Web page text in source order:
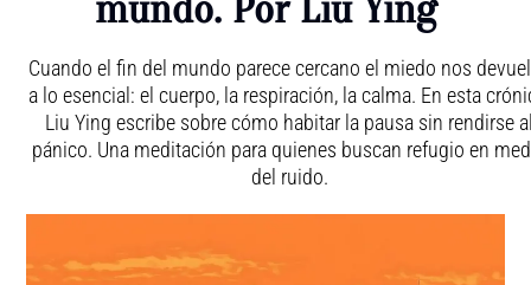
Cuando el fin del mundo parece cercano el miedo nos
a lo esencial: el cuerpo, la respiración, la calma. En esta
Liu Ying escribe sobre cómo habitar la pausa sin rendirse
pánico. Una meditación para quienes buscan refugio en
del ruido.